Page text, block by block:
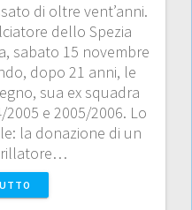
di oltre vent’anni.
dello Spezia
sabato 15 novembre
dopo 21 anni, le
sua ex squadra
e 2005/2006. Lo
la donazione di un